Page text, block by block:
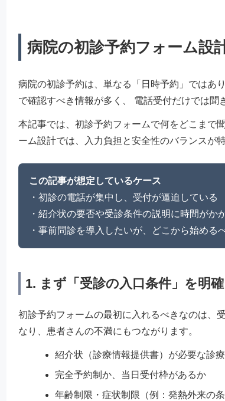
病院の初診予約フォーム設
病院の初診予約は、単なる「日時予約」ではあ
で確認すべき情報が多く、 電話受付だけでは聞
本記事では、初診予約フォームで何をどこまで
ーム設計では、入力負担と安全性のバランスが
この記事が想定しているケース
・初診の電話が集中し、受付が逼迫している
・紹介状の要否や受診条件の説明に時間がか
・事前問診を導入したいが、どこから始める
1. まず「受診の入口条件」を明
初診予約フォームの最初に入れるべきなのは、
なり、患者さんの不満にもつながります。
紹介状（診療情報提供書）が必要な診
完全予約制か、当日受付枠があるか
年齢制限・症状制限（例：発熱外来の条